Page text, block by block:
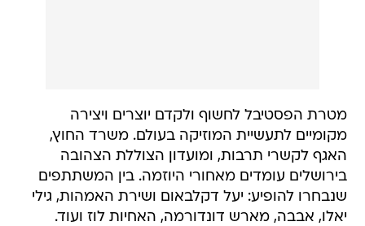
מטרת הפסטיבל לחשוף ולקדם יוצרים ויצירה
מקומיים לתעשיית המוזיקה בעולם. משרד החוץ,
האגף לקשרי תרבות, ומועדון הצוללת הצהובה
בירושלים עומדים מאחורי היוזמה. בין המשתתפים
שנבחרו להופיע: יעל דקלבאום ושירת האמהות, גילי
יאלו, אבבה, מארש דונדורמה, האחיות לוז ועוד.